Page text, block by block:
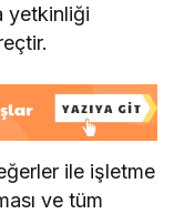
yetkinliği
ile işletme
ve tüm